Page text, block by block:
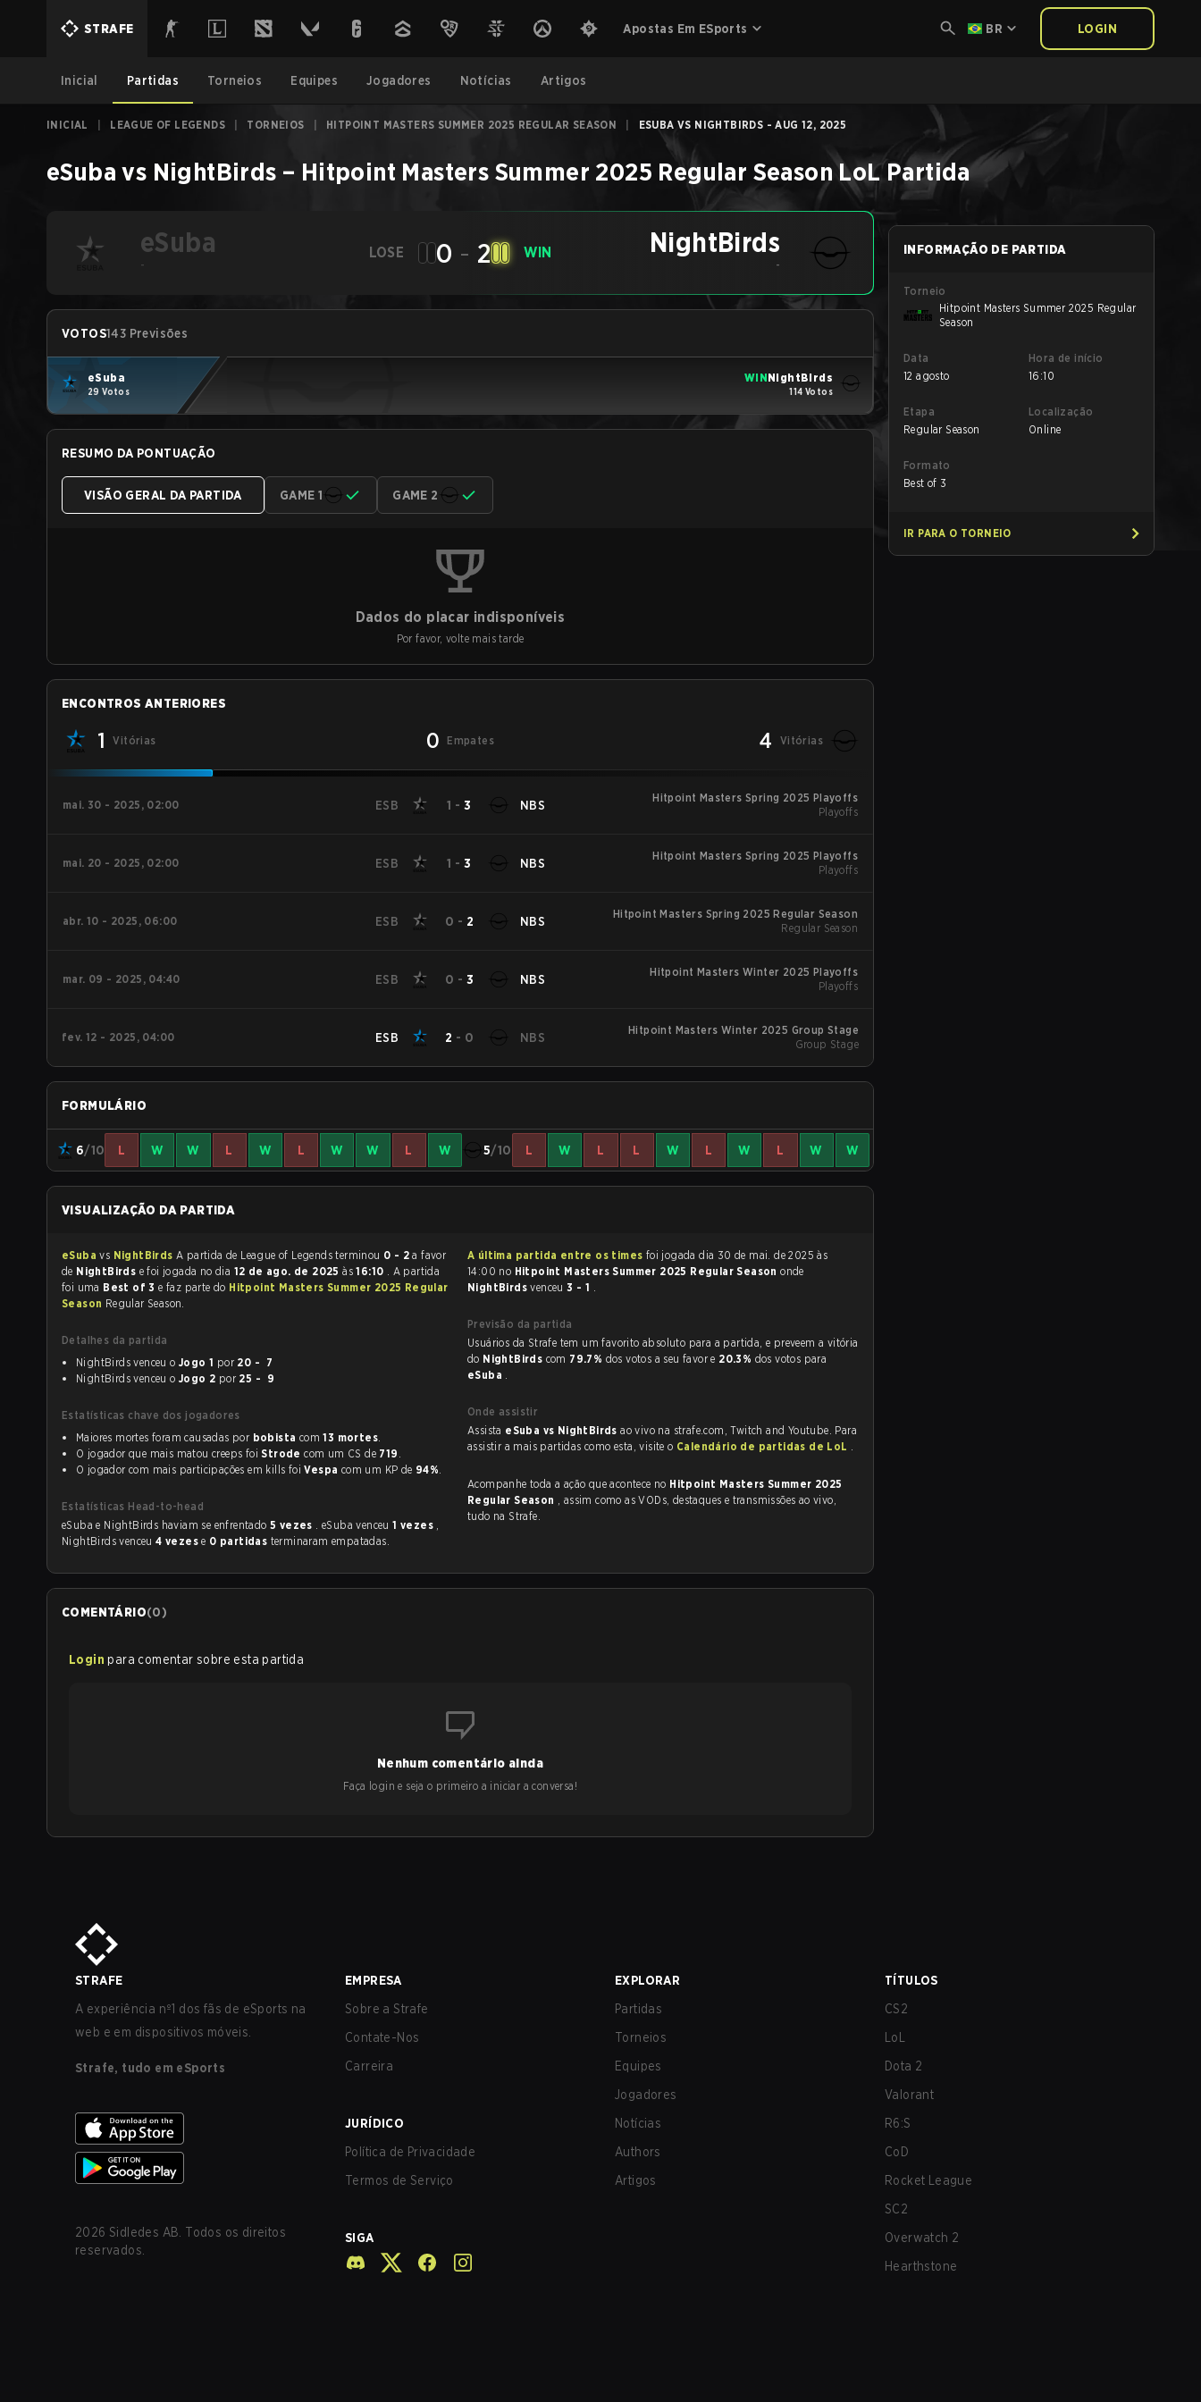
STRAFE Apostas Em ESports BR LOGIN
Inicial Partidas Torneios Equipes Jogadores Notícias Artigos
INICIAL LEAGUE OF LEGENDS TORNEIOS HITPOINT MASTERS SUMMER 2025 REGULAR SEASON ESUBA VS NIGHTBIRDS - AUG 12, 2025
eSuba vs NightBirds – Hitpoint Masters Summer 2025 Regular Season LoL Partida
eSuba
-
LOSE 0 - 2 WIN NightBirds
-
VOTOS143 Previsões
eSuba
29 Votos
WINNightBirds
114 Votos
RESUMO DA PONTUAÇÃO
VISÃO GERAL DA PARTIDA GAME 1 GAME 2
Dados do placar indisponíveis
Por favor, volte mais tarde
ENCONTROS ANTERIORES
1 Vitórias 0 Empates 4 Vitórias
mai. 30 - 2025, 02:00 ESB 1 -3 NBS
Hitpoint Masters Spring 2025 Playoffs
Playoffs
mai. 20 - 2025, 02:00 ESB 1 -3 NBS
Hitpoint Masters Spring 2025 Playoffs
Playoffs
abr. 10 - 2025, 06:00 ESB 0 - 2 NBS
Hitpoint Masters Spring 2025 Regular Season
Regular Season
mar. 09 - 2025, 04:40 ESB 0 - 3 NBS
Hitpoint Masters Winter 2025 Playoffs
Playoffs
fev. 12 - 2025, 04:00 ESB 2 - 0 NBS
Hitpoint Masters Winter 2025 Group Stage
Group Stage
FORMULÁRIO
6/10 L W W L W L W W L W 5/10 L W L L W L W L W W
VISUALIZAÇÃO DA PARTIDA
eSubavs NightBirds A partida de League of Legends terminou 0 - 2a favor
de NightBirds e foi jogada no dia 12 de ago. de 2025às16:10 . A partida
foi uma Best of 3e faz parte do Hitpoint Masters Summer 2025 Regular
Season Regular Season.
Detalhes da partida
NightBirds venceu o Jogo 1 por
20 - 7
NightBirds venceu o Jogo 2 por 25 - 9
Estatísticas chave dos jogadores
Maiores mortes foram causadas por bobista com13 mortes.
O jogador que mais matou creeps foiStrode com um CS de 719 .
O jogador com mais participações em kills foiVespa com um KP de 94%.
Estatísticas Head-to-head
eSuba e NightBirds haviam se enfrentado 5 vezes . eSuba venceu1 vezes ,
NightBirds venceu4 vezese 0 partidas terminaram empatadas.
A última partida entre os times
14:00 no Hitpoint Masters Summer 2025 Regular Seasononde
NightBirdsvenceu3 - 1 .
Previsão da partida
Usuários da Strafe tem um favorito absoluto para a partida, e preveem a vitória
do NightBirds com 79.7% dos votos a seu favor e 20.3% dos votos para
eSuba .
Onde assistir
Assista eSuba vs NightBirdsao vivo na strafe.com, Twitch and Youtube. Para
assistir a mais partidas como esta, visite o Calendário de partidas de LoL .
Acompanhe toda a ação que acontece no Hitpoint Masters Summer 2025
Regular Season , assim como as VODs, destaques e transmissões ao vivo,
tudo na Strafe.
COMENTÁRIO(0)
Login para comentar sobre esta partida
Nenhum comentário ainda
Faça login e seja o primeiro a iniciar a conversa!
INFORMAÇÃO DE PARTIDA
Torneio
Hitpoint Masters Summer 2025 Regular
Season
Data
12 agosto
Hora de início
16:10
Etapa
Regular Season
Localização
Online
Formato
Best of 3
IR PARA O TORNEIO
STRAFE
A experiência nº1 dos fãs de eSports na
web e em dispositivos móveis.
Strafe, tudo em eSports
2026 Sidledes AB. Todos os direitos
reservados.
EMPRESA
Sobre a Strafe
Contate-Nos
Carreira
JURÍDICO
Política de Privacidade
Termos de Serviço
SIGA
EXPLORAR
Partidas
Torneios
Equipes
Jogadores
Notícias
Authors
Artigos
TÍTULOS
CS2
LoL
Dota 2
Valorant
R6:S
CoD
Rocket League
SC2
Overwatch 2
Hearthstone